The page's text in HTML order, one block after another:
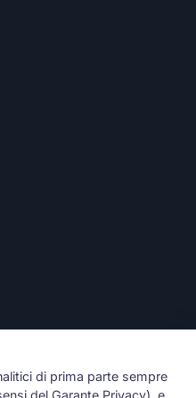
di prima parte sempre
del Garante Privacy), e